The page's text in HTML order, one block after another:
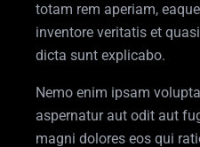
totam rem aperiam,
inventore veritatis et
dicta sunt explicabo.
Nemo enim ipsam
aspernatur aut odit aut
magni dolores eos qui